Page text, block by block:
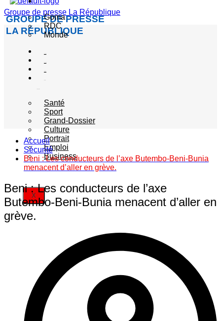
Groupe de presse La République
GROUPE DE PRESSE
LA RÉPUBLIQUE
Goma
RDC
Monde
Santé
Sport
Grand-Dossier
Culture
Portrait
Emploi
Business
X
Accueil
Sécurité
Beni : Les conducteurs de l’axe Butembo-Beni-Bunia
menacent d’aller en grève.
Beni : Les conducteurs de l’axe
Butembo-Beni-Bunia menacent d’aller en
grève.